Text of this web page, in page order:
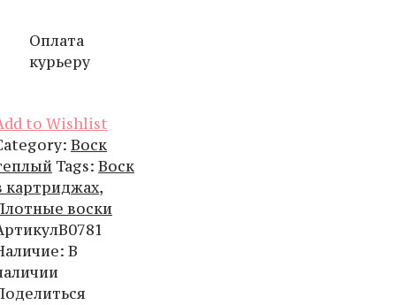
Оплата
курьеру
to Wishlist
Воск
Tags: Воск
картриджах,
воски
B0781
: В